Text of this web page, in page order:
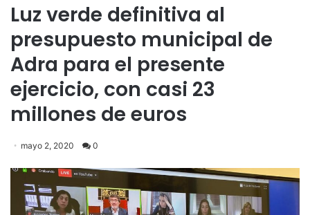
Luz verde definitiva al
presupuesto municipal de
Adra para el presente
ejercicio, con casi 23
millones de euros
mayo 2, 2020 0